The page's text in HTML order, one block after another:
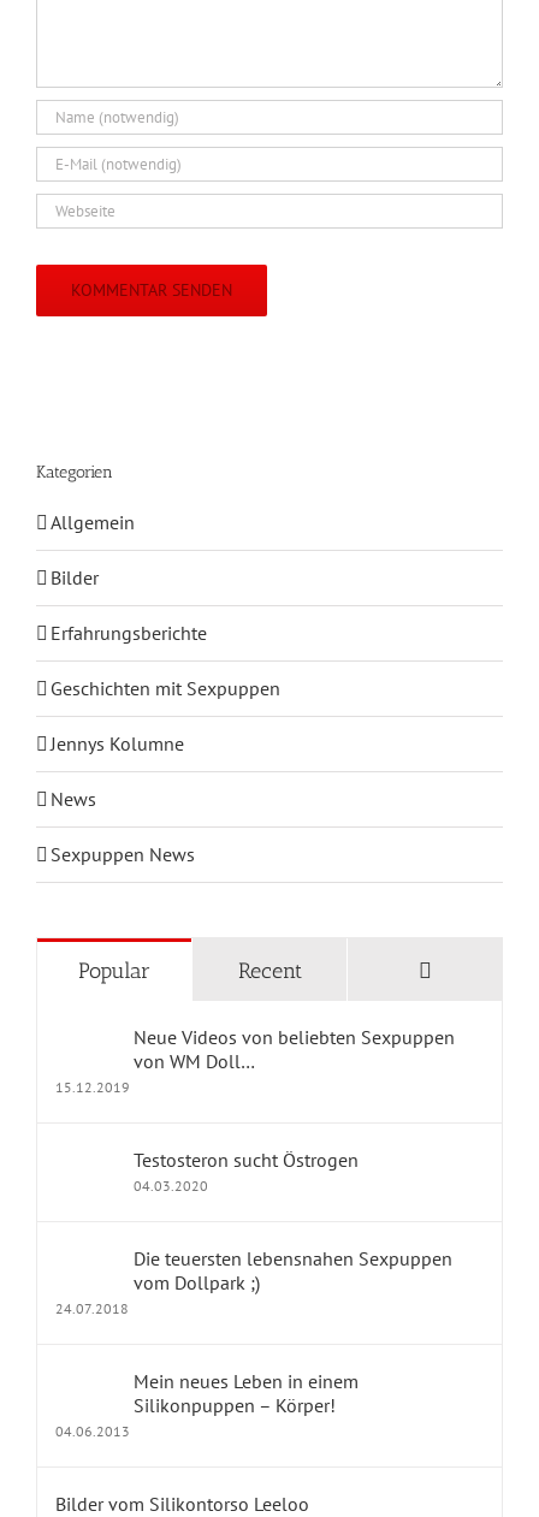
Kategorien
Allgemein
Bilder
Erfahrungsberichte
Geschichten mit Sexpuppen
Jennys Kolumne
News
Sexpuppen News
Popular Recent
Neue Videos von beliebten Sexpuppen
von WM Doll…
15.12.2019
Testosteron sucht Östrogen
04.03.2020
Die teuersten lebensnahen Sexpuppen
vom Dollpark ;)
24.07.2018
Mein neues Leben in einem
Silikonpuppen – Körper!
04.06.2013
Bilder vom Silikontorso Leeloo
KATEGORIEN
Geschichten mit Sexpuppen
Erfahrungsberichte
Impressum
Kontakt
Datenschutz